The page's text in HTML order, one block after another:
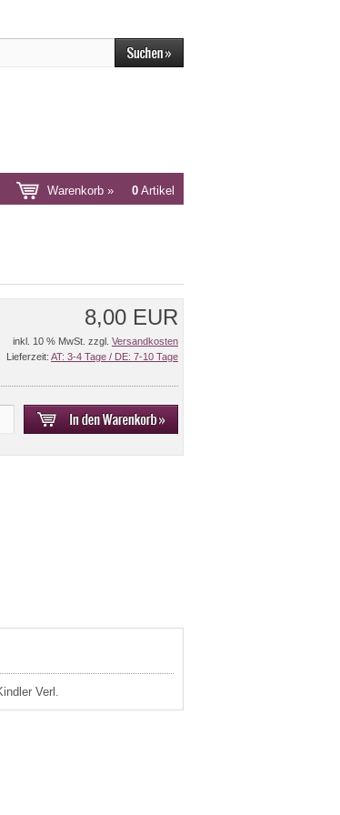
Warenkorb » 0 Artikel
8,00 EUR
inkl. 10 % MwSt. zzgl. Versandkosten
Lieferzeit: AT: 3-4 Tage / DE: 7-10 Tage
Verl.